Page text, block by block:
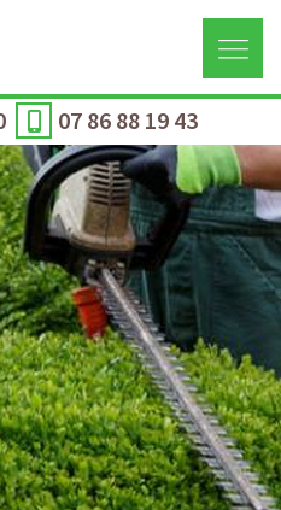
07 86 88 19 43